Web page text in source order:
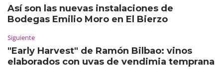
Así son las nuevas instalaciones de
Bodegas Emilio Moro en El Bierzo
Siguiente
"Early Harvest" de Ramón Bilbao: vinos
elaborados con uvas de vendimia temprana